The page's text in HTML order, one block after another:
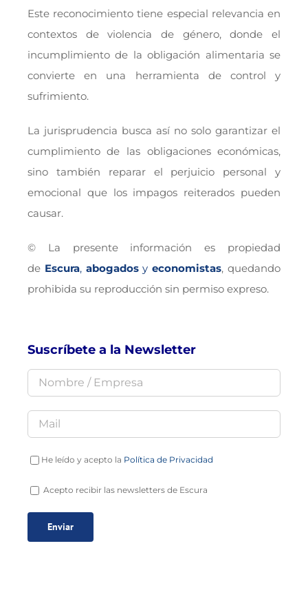
Este reconocimiento tiene especial relevancia en
contextos de violencia de género, donde el
incumplimiento de la obligación alimentaria se
convierte en una herramienta de control y
sufrimiento.
La jurisprudencia busca así no solo garantizar el
cumplimiento de las obligaciones económicas,
sino también reparar el perjuicio personal y
emocional que los impagos reiterados pueden
causar.
© La presente información es propiedad
de Escura, abogadosyeconomistas, quedando
prohibida su reproducción sin permiso expreso.
Suscríbete a la Newsletter
He leído y acepto la Política de Privacidad
Acepto recibir las newsletters de Escura